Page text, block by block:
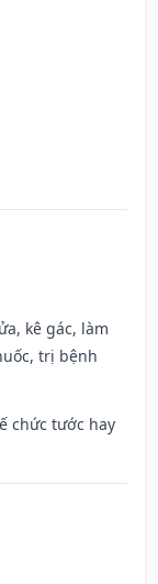
kê gác, làm
trị bệnh
chức tước hay